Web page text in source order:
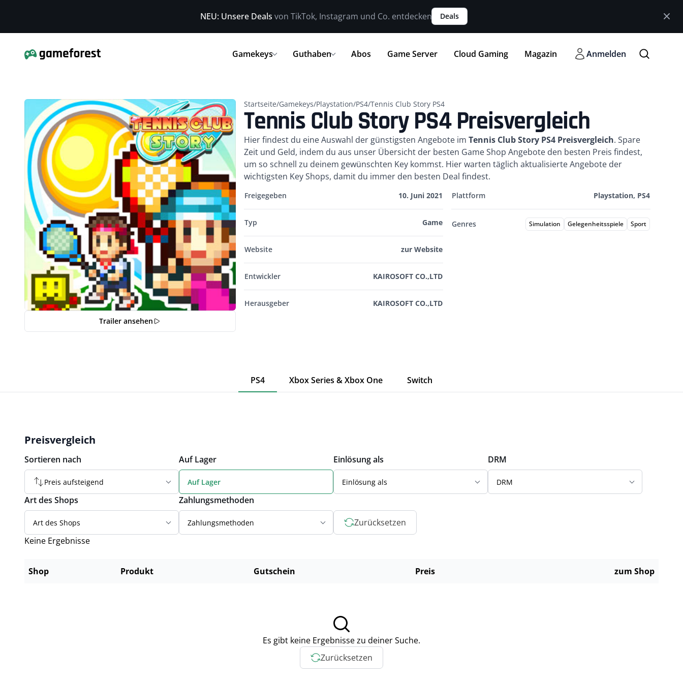
NEU: Unsere Deals von TikTok, Instagram und Co. entdecken Deals
Gamekeys Guthaben Abos Game Server Cloud Gaming Magazin Anmelden
Trailer ansehen
Startseite/Gamekeys/Playstation/PS4/Tennis Club Story PS4
Tennis Club Story PS4 Preisvergleich
Kurzbeschreibung
Hier findest du eine Auswahl der günstigsten Angebote im Tennis Club Story PS4 Preisvergleich. Spare
Zeit und Geld, indem du aus unser Übersicht der besten Game Shop Angebote den besten Preis findest,
um so schnell zu deinem gewünschten Key kommst. Hier warten täglich aktualisierte Angebote der
wichtigsten Key Shops, damit du immer den besten Deal findest.
Freigegeben 10. Juni 2021
Typ Game
Website zur Website
Entwickler KAIROSOFT CO.,LTD
Herausgeber KAIROSOFT CO.,LTD
Plattform Playstation, PS4
Genres Simulation Gelegenheitsspiele Sport
PS4 Xbox Series & Xbox One Switch
Preisvergleich
Sortieren nach
Preis aufsteigend
Auf Lager
Auf Lager
Einlösung als
Einlösung als
DRM
DRM
Art des Shops
Art des Shops
Zahlungsmethoden
Zahlungsmethoden
Zurücksetzen
Keine Ergebnisse
Shop Produkt Gutschein Preis zum Shop
Es gibt keine Ergebnisse zu deiner Suche.
Zurücksetzen